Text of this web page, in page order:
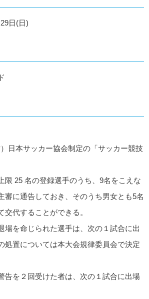
日(日)
日本サッカー協会制定の「サッカー競技
限 25 名の登録選手のうち、9名をこえな
審に通告しておき、そのうち男女とも5名
交代することができる。
場を命じられた選手は、次の１試合に出
処置については本大会規律委員会で決定
告を２回受けた者は、次の１試合に出場